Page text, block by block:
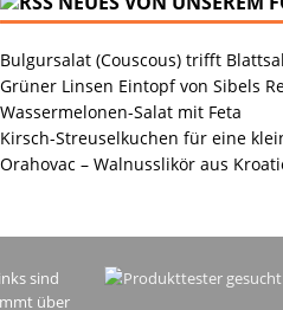
Bulgursalat (Couscous) trifft
Grüner Linsen Eintopf von Sibels
Wassermelonen-Salat mit Feta
Kirsch-Streuselkuchen für eine
Orahovac – Walnusslikör aus
sind
über